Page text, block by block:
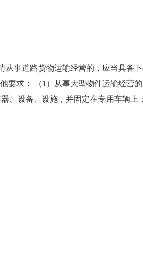
事道路货物运输经营的，应当具备下
要求： （1）从事大型物件运输经营
、设备、设施，并固定在专用车辆